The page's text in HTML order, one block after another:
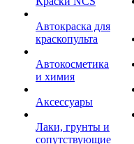
Автокраска для
краскопульта
Автокосметика
и химия
Аксессуары
Лаки, грунты и
сопутствующие